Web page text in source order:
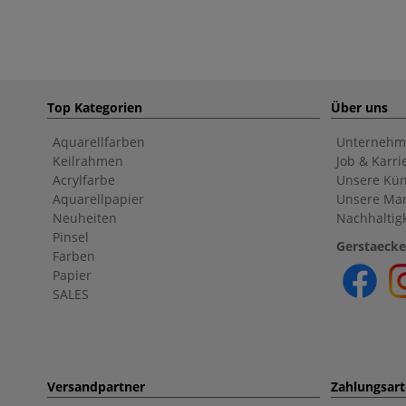
Top Kategorien
Aquarellfarben
Keilrahmen
Acrylfarbe
Aquarellpapier
Neuheiten
Pinsel
Farben
Papier
SALES
Über uns
Job &
Unsere
Unsere
Versandpartner